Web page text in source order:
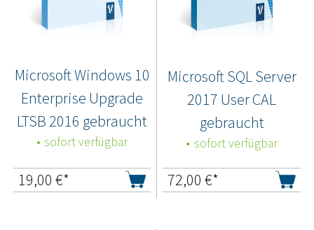
Microsoft Windows 10
Enterprise Upgrade
LTSB 2016 gebraucht
sofort verfügbar
19,00 €*
Microsoft SQL Server
2017 User CAL
gebraucht
sofort verfügbar
72,00 €*